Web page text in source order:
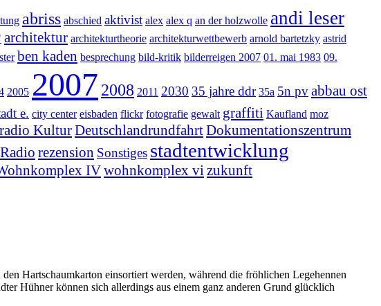
abriss abschied aktivist alex alex q an der holzwolle andi leser
architektur architekturtheorie architekturwettbewerb arnold bartetzky astrid
ben kaden besprechung bild-kritik bilderreigen 2007 01. mai 1983 09.
2005 2007 2008 2011 2030 35 jahre ddr 35a 5n pvabbau ost
e. city center eisbaden flickr fotografie gewalt graffiti Kaufland moz
KulturDeutschlandrundfahrtDokumentationszentrum
Radio rezension Sonstiges stadtentwicklung
IVwohnkomplex vi zukunft
Hartschaumkarton einsortiert werden, während die fröhlichen Legehennen
Hühner können sich allerdings aus einem ganz anderen Grund glücklich